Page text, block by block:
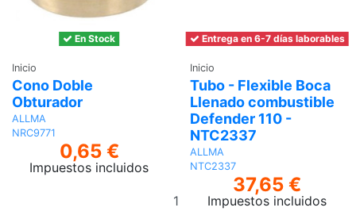
En Stock
Inicio
Cono Doble
Obturador
ALLMA
NRC9771
0,65 €
Impuestos incluidos
Añadir
al
Entrega en 6-7 días laborables
Inicio
Tubo - Flexible Boca
Llenado combustible
Defender 110 -
NTC2337
ALLMA
NTC2337
37,65 €
Impuestos incluidos